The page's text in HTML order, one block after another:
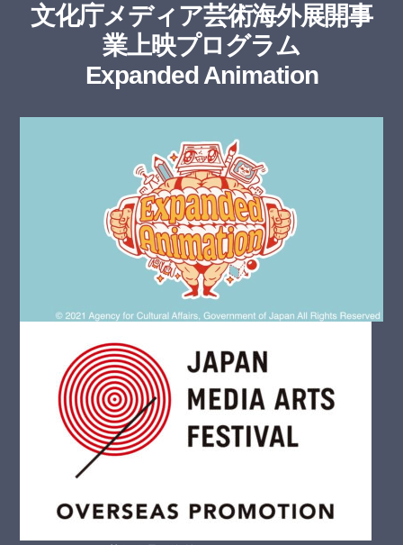
文化庁メディア芸術海外展開事
業上映プログラム
Expanded Animation